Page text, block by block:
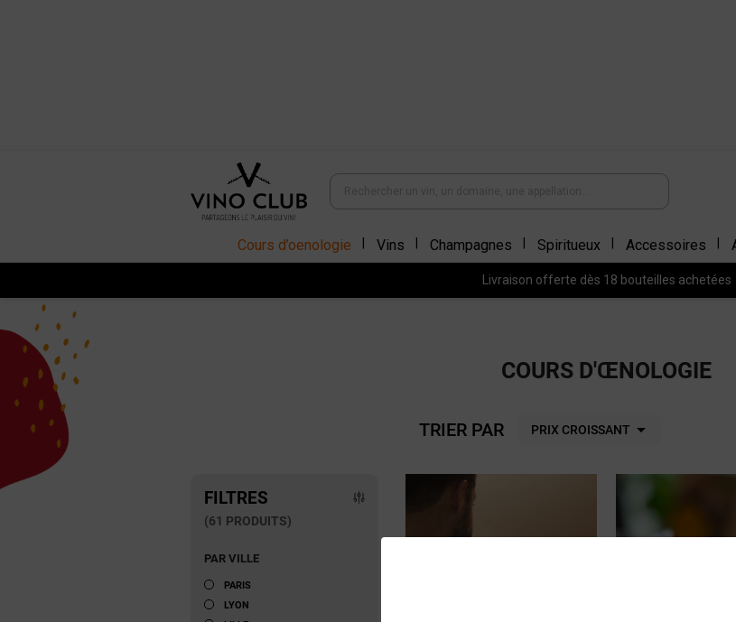
Cours d’oenologie Vins Champagnes Spiritueux Accessoires
Livraison offerte dès 18 bouteilles achetées
COURS D'ŒNOLOGIE
FILTRES
(61 PRODUITS)
PAR VILLE
PARIS
LYON
TRIER PAR PRIX CROISSANT 